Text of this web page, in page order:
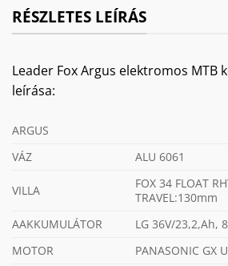
RÉSZLETES LEÍRÁS
Leader Fox Argus elektromos MTB
leírása:
ARGUS
VÁZ
ALU 6061
VILLA
FOX 34 FLOAT
TRAVEL:130mm
AAKKUMULÁTOR
LG 36V/23,2,Ah,
MOTOR
PANASONIC GX